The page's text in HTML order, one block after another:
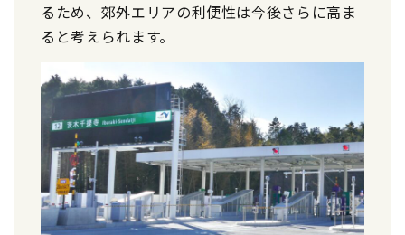
るため、郊外エリアの利便性は今後さらに高ま
ると考えられます。